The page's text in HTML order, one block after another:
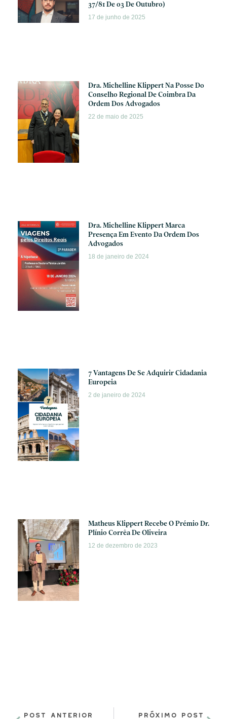
37/81 De 03 De Outubro)
17 de junho de 2025
Dra. Michelline Klippert Na Posse Do
Conselho Regional De Coimbra Da
Ordem Dos Advogados
22 de maio de 2025
Dra. Michelline Klippert Marca
Presença Em Evento Da Ordem Dos
Advogados
18 de janeiro de 2024
7 Vantagens De Se Adquirir Cidadania
Europeia
2 de janeiro de 2024
Matheus Klippert Recebe O Prémio Dr.
Plínio Corrêa De Oliveira
12 de dezembro de 2023
Post Anterior Próximo Post